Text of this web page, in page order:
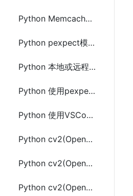
Python Memcached配置使用及telnet管理命令(pymemcache)
Python pexpect模块的使用及示例代码
Python 本地或远程服务器调用执行Linux的shell命令
Python 使用pexpect执行scp命令(代码中指定密码)
Python 使用VSCode配置代码智能提示的方法(numpy)
Python cv2(Opencv) 图像基本操作
Python cv2(OpenCV) 图像处理
Python cv2(Opencv) 图像运算